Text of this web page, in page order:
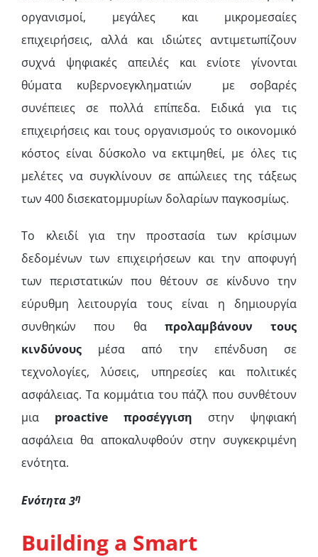
οργανισμοί, μεγάλες και μικρομεσαίες
επιχειρήσεις, αλλά και ιδιώτες αντιμετωπίζουν
συχνά ψηφιακές απειλές και ενίοτε γίνονται
θύματα κυβερνοεγκληματιών με σοβαρές
συνέπειες σε πολλά επίπεδα. Ειδικά για τις
επιχειρήσεις και τους οργανισμούς το οικονομικό
κόστος είναι δύσκολο να εκτιμηθεί, με όλες τις
μελέτες να συγκλίνουν σε απώλειες της τάξεως
των 400 δισεκατομμυρίων δολαρίων παγκοσμίως.
Το κλειδί για την προστασία των κρίσιμων
δεδομένων των επιχειρήσεων και την αποφυγή
των περιστατικών που θέτουν σε κίνδυνο την
εύρυθμη λειτουργία τους είναι η δημιουργία
συνθηκών που θα προλαμβάνουν τους
κινδύνους μέσα από την επένδυση σε
τεχνολογίες, λύσεις, υπηρεσίες και πολιτικές
ασφάλειας. Τα κομμάτια του πάζλ που συνθέτουν
μια proactive προσέγγιση στην ψηφιακή
ασφάλεια θα αποκαλυφθούν στην συγκεκριμένη
ενότητα.
Ενότητα3η
Building a Smart